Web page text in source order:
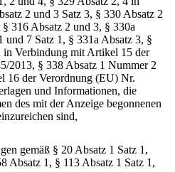
2 und 3 Satz 3, § 330 Absatz 2
316 Absatz 2 und 3, § 330a
und 7 Satz 1, § 331a Absatz 3, §
in Verbindung mit Artikel 15 der
2013, § 338 Absatz 1 Nummer 2
16 der Verordnung (EU) Nr.
und Informationen, die
des mit der Anzeige begonnenen
sind,
gemäß § 20 Absatz 1 Satz 1,
Absatz 1, § 113 Absatz 1 Satz 1,